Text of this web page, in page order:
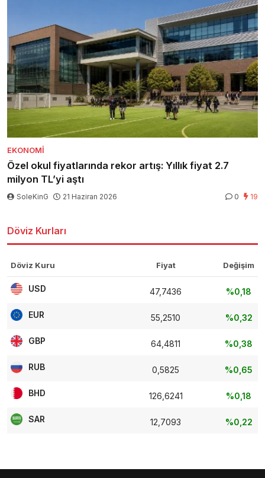
EKONOMI
Özel okul fiyatlarında rekor artış: Yıllık fiyat 2.7
milyon TL’yi aştı
SoleKinG 21 Haziran 2026 0 19
Döviz Kurları
Döviz Kuru Fiyat Değişim
USD 47,7436 %0,18
EUR 55,2510 %0,32
GBP 64,4811 %0,38
RUB 0,5825 %0,65
BHD 126,6241 %0,18
SAR 12,7093 %0,22